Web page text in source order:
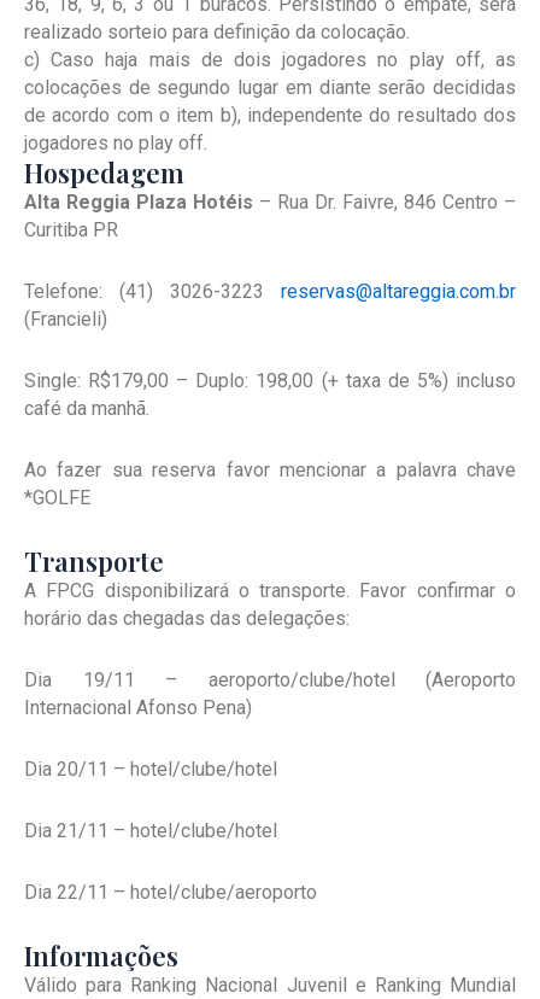
realizado sorteio para definição da colocação.
c) Caso haja mais de dois jogadores no play off, as
colocações de segundo lugar em diante serão decididas
de acordo com o item b), independente do resultado dos
jogadores no play off.
Hospedagem
Alta Reggia Plaza Hotéis – Rua Dr. Faivre, 846 Centro –
Curitiba PR
Telefone: (41) 3026-3223 reservas@altareggia.com.br
(Francieli)
Single: R$179,00 – Duplo: 198,00 (+ taxa de 5%) incluso
café da manhã.
Ao fazer sua reserva favor mencionar a palavra chave
*GOLFE
Transporte
A FPCG disponibilizará o transporte. Favor confirmar o
horário das chegadas das delegações:
Dia 19/11 – aeroporto/clube/hotel (Aeroporto
Internacional Afonso Pena)
Dia 20/11 – hotel/clube/hotel
Dia 21/11 – hotel/clube/hotel
Dia 22/11 – hotel/clube/aeroporto
Informações
Válido para Ranking Nacional Juvenil e Ranking Mundial